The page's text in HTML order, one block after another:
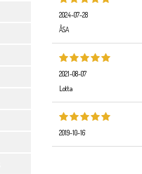
2024-07-28
ÅSA
2021-08-07
Lotta
2019-10-16